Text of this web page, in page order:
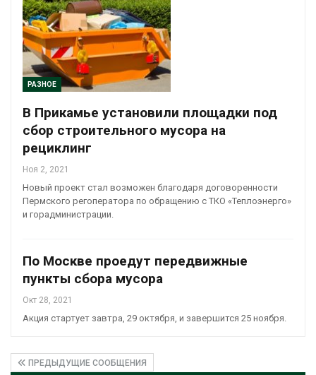
РАЗНОЕ
В Прикамье установили площадки под
сбор строительного мусора на
рециклинг
Ноя 2, 2021
Новый проект стал возможен благодаря договоренности
Пермского регоператора по обращению с ТКО «Теплоэнерго»
и горадминистрации.
По Москве проедут передвижные
пункты сбора мусора
Окт 28, 2021
Акция стартует завтра, 29 октября, и завершится 25 ноября.
ПРЕДЫДУЩИЕ СООБЩЕНИЯ